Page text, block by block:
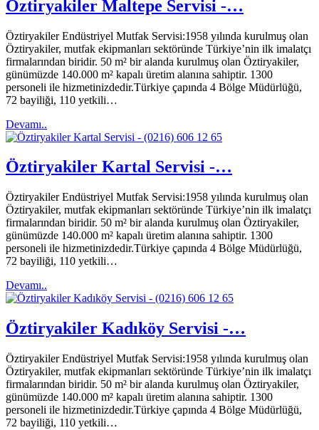
Öztiryakiler Maltepe Servisi -…
Öztiryakiler Endüstriyel Mutfak Servisi:1958 yılında kurulmuş olan
Öztiryakiler, mutfak ekipmanları sektöründe Türkiye’nin ilk imalatçı
firmalarından biridir. 50 m² bir alanda kurulmuş olan Öztiryakiler,
günümüzde 140.000 m² kapalı üretim alanına sahiptir. 1300
personeli ile hizmetinizdedir.Türkiye çapında 4 Bölge Müdürlüğü,
72 bayiliği, 110 yetkili…
Devamı..
Öztiryakiler Kartal Servisi -…
Öztiryakiler Endüstriyel Mutfak Servisi:1958 yılında kurulmuş olan
Öztiryakiler, mutfak ekipmanları sektöründe Türkiye’nin ilk imalatçı
firmalarından biridir. 50 m² bir alanda kurulmuş olan Öztiryakiler,
günümüzde 140.000 m² kapalı üretim alanına sahiptir. 1300
personeli ile hizmetinizdedir.Türkiye çapında 4 Bölge Müdürlüğü,
72 bayiliği, 110 yetkili…
Devamı..
Öztiryakiler Kadıköy Servisi -…
Öztiryakiler Endüstriyel Mutfak Servisi:1958 yılında kurulmuş olan
Öztiryakiler, mutfak ekipmanları sektöründe Türkiye’nin ilk imalatçı
firmalarından biridir. 50 m² bir alanda kurulmuş olan Öztiryakiler,
günümüzde 140.000 m² kapalı üretim alanına sahiptir. 1300
personeli ile hizmetinizdedir.Türkiye çapında 4 Bölge Müdürlüğü,
72 bayiliği, 110 yetkili…